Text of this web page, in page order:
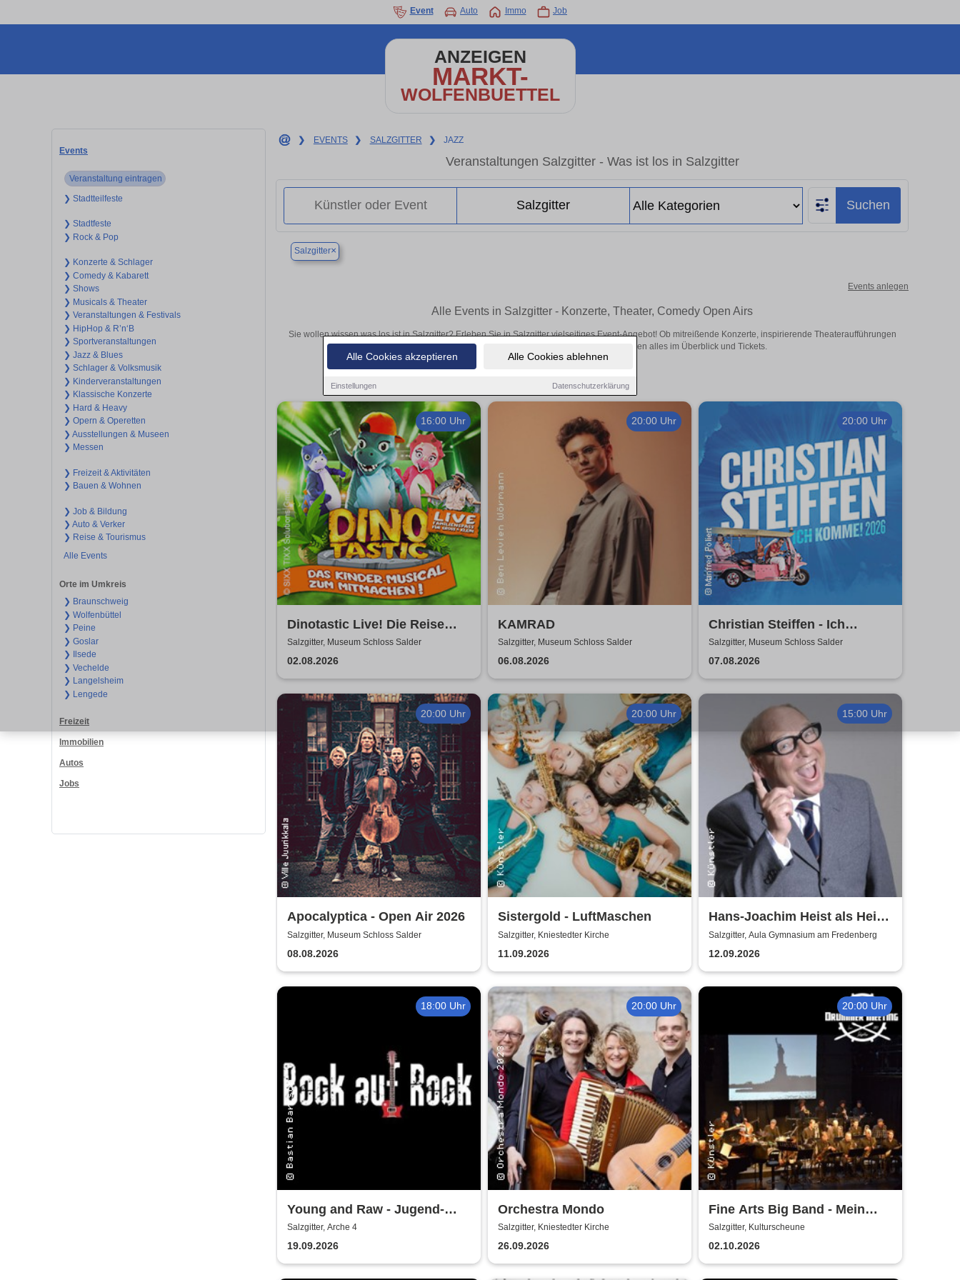
Alle Cookies akzeptieren Alle Cookies ablehnen
Einstellungen Datenschutzerklärung
Event Auto Immo Job
ANZEIGEN
MARKT-
WOLFENBUETTEL
Events
Veranstaltung eintragen
❯ Stadtteilfeste
❯ Stadtfeste
❯ Rock & Pop
❯ Konzerte & Schlager
❯ Comedy & Kabarett
❯ Shows
❯ Musicals & Theater
❯ Veranstaltungen & Festivals
❯ HipHop & R’n‘B
❯ Sportveranstaltungen
❯ Jazz & Blues
❯ Schlager & Volksmusik
❯ Kinderveranstaltungen
❯ Klassische Konzerte
❯ Hard & Heavy
❯ Opern & Operetten
❯ Ausstellungen & Museen
❯ Messen
❯ Freizeit & Aktivitäten
❯ Bauen & Wohnen
❯ Job & Bildung
❯ Auto & Verker
❯ Reise & Tourismus
Alle Events
Orte im Umkreis
❯ Braunschweig
❯ Wolfenbüttel
❯ Peine
❯ Goslar
❯ Ilsede
❯ Vechelde
❯ Langelsheim
❯ Lengede
Freizeit
Immobilien
Autos
Jobs
❯ EVENTS ❯ SALZGITTER ❯ JAZZ
Veranstaltungen Salzgitter - Was ist los in Salzgitter
Suchen
Salzgitter×
Events anlegen
Alle Events in Salzgitter - Konzerte, Theater, Comedy Open Airs
Sie wollen wissen was los ist in Salzgitter? Erleben Sie in Salzgitter vielseitiges Event-Angebot! Ob mitreißende Konzerte, inspirierende Theateraufführungen
oder aufregende Veranstaltungen in Salzgitter – hier finden alles im Überblick und Tickets.
16:00 Uhr
Dinotastic Live! Die Reise
zum Feuervulkan
Salzgitter, Museum Schloss Salder
02.08.2026
20:00 Uhr
KAMRAD
Salzgitter, Museum Schloss Salder
06.08.2026
20:00 Uhr
Christian Steiffen - Ich
komme! 2026
Salzgitter, Museum Schloss Salder
07.08.2026
20:00 Uhr
Apocalyptica - Open Air 2026
Salzgitter, Museum Schloss Salder
08.08.2026
20:00 Uhr
Sistergold - LuftMaschen
Salzgitter, Kniestedter Kirche
11.09.2026
15:00 Uhr
Hans-Joachim Heist als Heinz
Erhard - Noch'n Gedicht
Salzgitter, Aula Gymnasium am Fredenberg
12.09.2026
18:00 Uhr
Young and Raw - Jugend-
Konzert
Salzgitter, Arche 4
19.09.2026
20:00 Uhr
Orchestra Mondo
Salzgitter, Kniestedter Kirche
26.09.2026
20:00 Uhr
Fine Arts Big Band - Mein
amerikanischer Traum - True
Stories
Salzgitter, Kulturscheune
02.10.2026